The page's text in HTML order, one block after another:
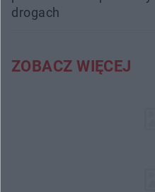
drogach
ZOBACZ WIĘCEJ